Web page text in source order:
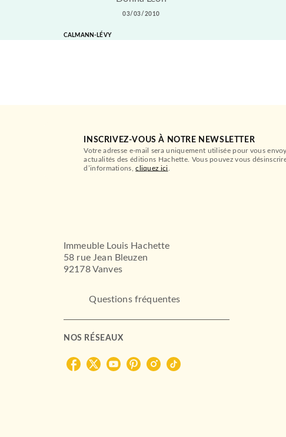
03/03/2010
CALMANN-LÉVY
INSCRIVEZ-VOUS À NOTRE NEWSLETTER
Votre adresse e-mail sera uniquement utilisée pour vous
actualités des éditions Hachette. Vous pouvez vous
d’informations,cliquez ici
Immeuble Louis Hachette
58 rue Jean Bleuzen
92178 Vanves
Questions fréquentes
NOS RÉSEAUX